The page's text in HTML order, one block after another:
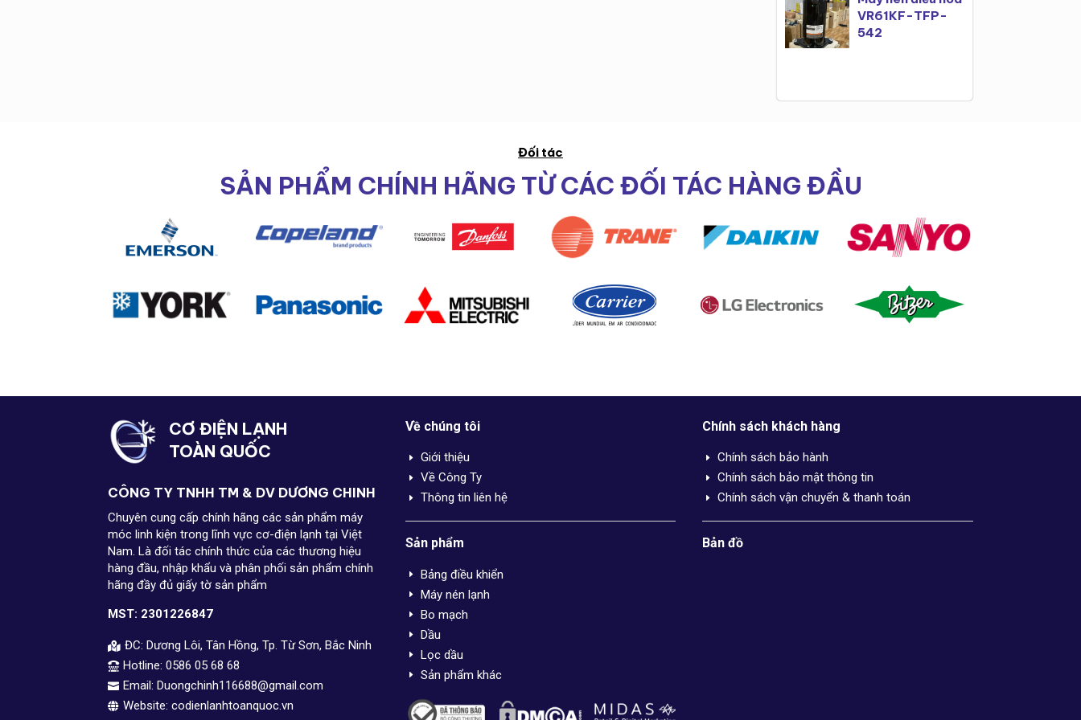
VR61KF-TFP-
542
Đối tác
SẢN PHẨM CHÍNH HÃNG TỪ CÁC ĐỐI TÁC HÀNG ĐẦU
CƠ ĐIỆN LẠNH
TOÀN QUỐC
CÔNG TY TNHH TM & DV DƯƠNG CHINH
Chuyên cung cấp chính hãng các sản phẩm máy
móc linh kiện trong lĩnh vực cơ-điện lạnh tại Việt
Nam. Là đối tác chính thức của các thương hiệu
hàng đầu, nhập khẩu và phân phối sản phẩm chính
hãng đầy đủ giấy tờ sản phẩm
MST: 2301226847
 ĐC: Dương Lôi, Tân Hồng, Tp. Từ Sơn, Bắc Ninh
 Hotline: 0586 05 68 68
 Email: Duongchinh116688@gmail.com
 Website: codienlanhtoanquoc.vn
Về chúng tôi
E Giới thiệu
E Về Công Ty
E Thông tin liên hệ
Sản phẩm
E Bảng điều khiển
E Máy nén lạnh
E Bo mạch
E Dầu
E Lọc dầu
E Sản phẩm khác
Chính sách khách hàng
E Chính sách bảo hành
E Chính sách bảo mật thông tin
E Chính sách vận chuyển & thanh toán
Bản đồ